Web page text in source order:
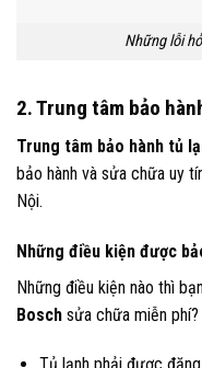
Những lỗi
2. Trung tâm bảo
Trung tâm bảo hành tủ
bảo hành và sửa chữa uy
Nội.
Những điều kiện được
Những điều kiện nào thì
Bosch sửa chữa miễn